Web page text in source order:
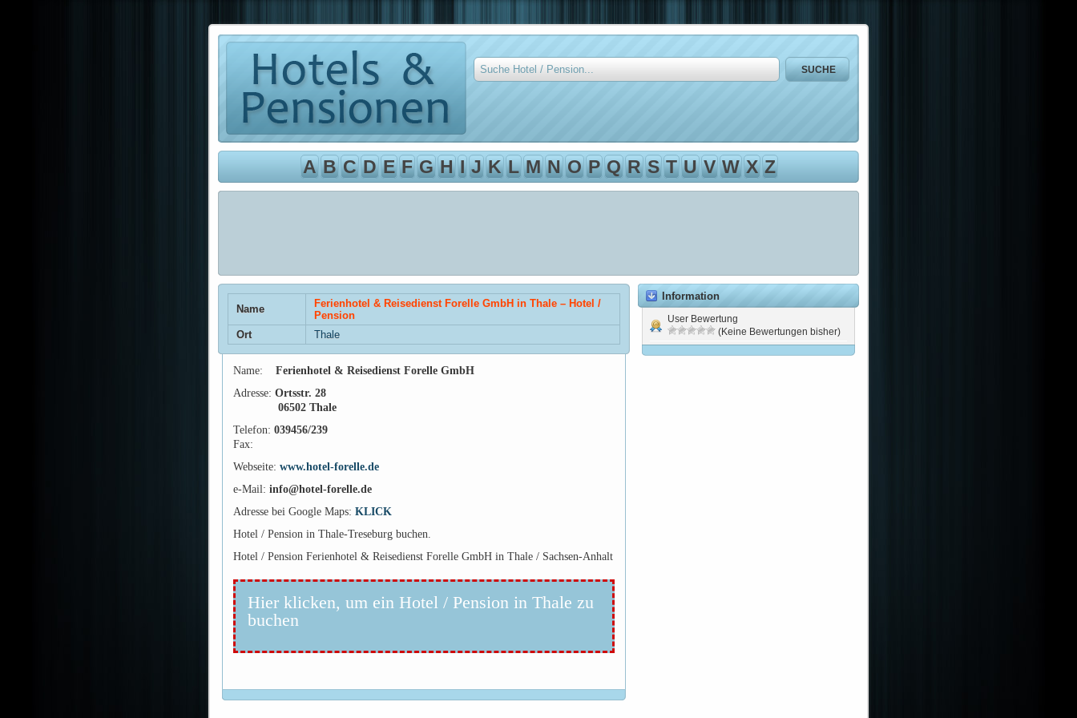
A B C D E F G H I J K L M N O P Q R S T U V W X Z
Name
Ferienhotel & Reisedienst Forelle GmbH in Thale – Hotel /
Pension
Ort
Thale
Name: Ferienhotel & Reisedienst Forelle GmbH
Adresse: Ortsstr. 28
06502 Thale
Telefon: 039456/239
Fax:
Webseite: www.hotel-forelle.de
e-Mail: info@hotel-forelle.de
Adresse bei Google Maps: KLICK
Hotel / Pension in Thale-Treseburg buchen.
Hotel / Pension Ferienhotel & Reisedienst Forelle GmbH in Thale / Sachsen-Anhalt
Hier klicken, um ein Hotel / Pension in Thale zu
buchen
Information
User Bewertung
(Keine Bewertungen bisher)